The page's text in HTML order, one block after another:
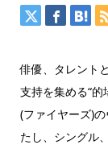
俳優、タレント
支持を集める“
(ファイヤーズ)
たし、シングル